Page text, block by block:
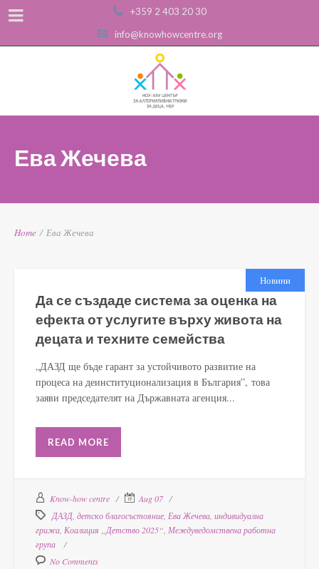
+359 2 403 20 30
info@knowhowcentre.org
Ева Жечева
Home / Ева Жечева
Новини
Да се създаде система за оценка на
ефекта от услугите върху живота на
децата и техните семейства
„ДАЗД ще бъде гарант за устойчивото развитие на
процеса на деинституционализация в България”, това
заяви председателят на Държавната агенция...
READ MORE
Know-how centre
Aug 07
ДАЗД детско благосъстояние Ева Жечева индивидуална
грижа Коалиция „Детство 2025“ Междуведомствена работна
група
No Comments